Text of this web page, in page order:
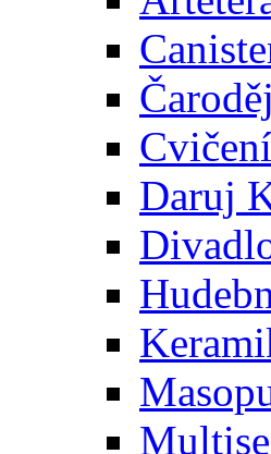
Cvičení
Daruj